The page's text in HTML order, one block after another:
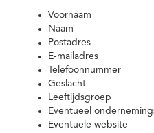
Voornaam
Naam
Postadres
E-mailadres
Telefoonnummer
Geslacht
Leeftijdsgroep
Eventueel
Eventuele website